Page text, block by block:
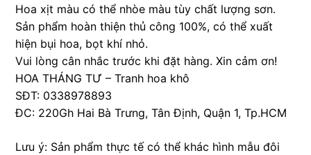
Hoa xịt màu có thể nhòe màu tùy chất lượng sơn.
Sản phẩm hoàn thiện thủ công 100%, có thể xuất
hiện bụi hoa, bọt khí nhỏ.
Vui lòng cân nhắc trước khi đặt hàng. Xin cảm ơn!
HOA THÁNG TƯ – Tranh hoa khô
SĐT: 0338978893
ĐC: 220Gh Hai Bà Trưng, Tân Định, Quận 1, Tp.HCM
Lưu ý: Sản phẩm thực tế có thể khác hình mẫu đôi